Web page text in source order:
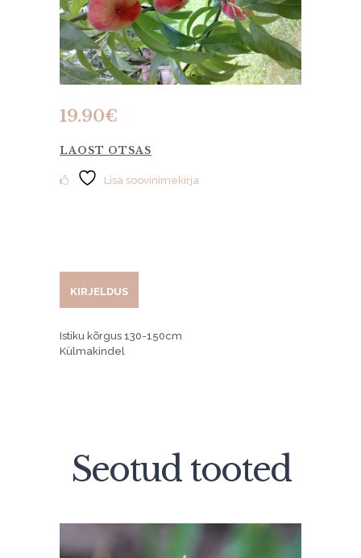
19.90€
LAOST OTSAS
Lisa soovinimekirja
KIRJELDUS
Istiku kõrgus 130-150cm
Külmakindel
Seotud tooted